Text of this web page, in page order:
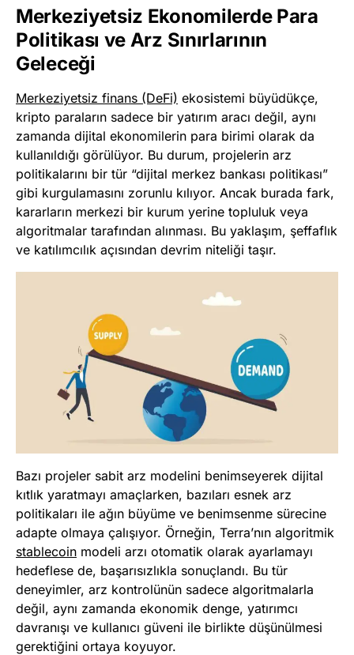
Merkeziyetsiz Ekonomilerde Para
Politikası ve Arz Sınırlarının
Geleceği
Merkeziyetsiz finans (DeFi) ekosistemi büyüdükçe,
kripto paraların sadece bir yatırım aracı değil, aynı
zamanda dijital ekonomilerin para birimi olarak da
kullanıldığı görülüyor. Bu durum, projelerin arz
politikalarını bir tür “dijital merkez bankası politikası”
gibi kurgulamasını zorunlu kılıyor. Ancak burada fark,
kararların merkezi bir kurum yerine topluluk veya
algoritmalar tarafından alınması. Bu yaklaşım, şeffaflık
ve katılımcılık açısından devrim niteliği taşır.
Bazı projeler sabit arz modelini benimseyerek dijital
kıtlık yaratmayı amaçlarken, bazıları esnek arz
politikaları ile ağın büyüme ve benimsenme sürecine
adapte olmaya çalışıyor. Örneğin, Terra’nın algoritmik
stablecoin modeli arzı otomatik olarak ayarlamayı
hedeflese de, başarısızlıkla sonuçlandı. Bu tür
deneyimler, arz kontrolünün sadece algoritmalarla
değil, aynı zamanda ekonomik denge, yatırımcı
davranışı ve kullanıcı güveni ile birlikte düşünülmesi
gerektiğini ortaya koyuyor.